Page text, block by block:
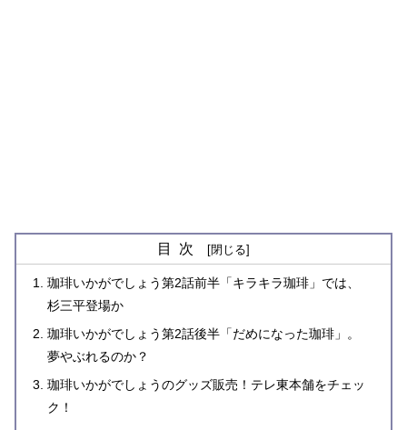
目次
珈琲いかがでしょう第2話前半「キラキラ珈琲」では、
杉三平登場か
珈琲いかがでしょう第2話後半「だめになった珈琲」。
夢やぶれるのか？
珈琲いかがでしょうのグッズ販売！テレ東本舗をチェッ
ク！